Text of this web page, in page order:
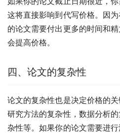
这将直接影响到代写价格。因
的论文需要付出更多的时间和
会提高价格。
四、论文的复杂性
论文的复杂性也是决定价格的
研究方法的复杂性，数据分析
杂性等。如果你的论文需要进